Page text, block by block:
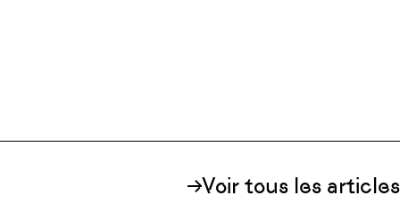
Voir tous les articles